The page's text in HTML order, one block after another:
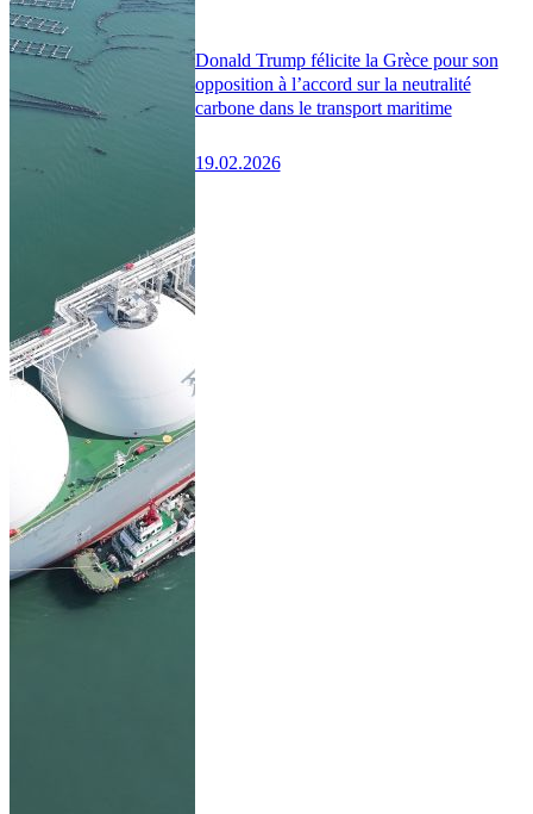
Donald Trump félicite la Grèce pour son
opposition à l’accord sur la neutralité
carbone dans le transport maritime
19.02.2026